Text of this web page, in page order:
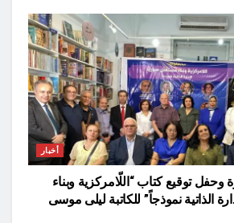
أخبار
توقيع كتاب “اللّامركزية وبناء
الذاتية نموذجاً” للكاتبة ليلى موسى